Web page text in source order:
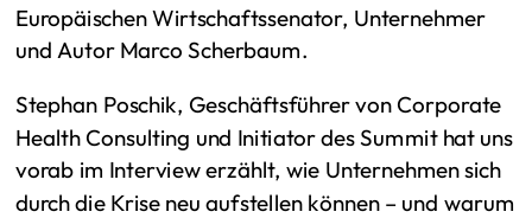
Europäischen Wirtschaftssenator, Unternehmer
und Autor Marco Scherbaum.
Stephan Poschik, Geschäftsführer von Corporate
Health Consulting und Initiator des Summit hat uns
vorab im Interview erzählt, wie Unternehmen sich
durch die Krise neu aufstellen können – und warum